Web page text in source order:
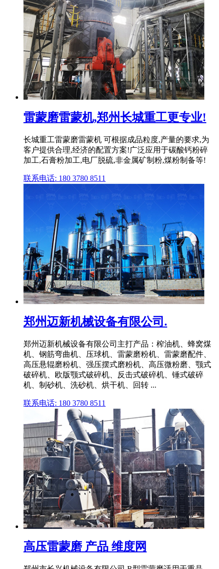
雷蒙磨雷蒙机,郑州长城重工更专业!
长城重工雷蒙磨雷蒙机 可根据成品粒度,产量的要求,为
客户提供合理,经济的配置方案!广泛应用于碳酸钙粉碎
加工,石膏粉加工,电厂脱硫,非金属矿制粉,煤粉制备等!
联系电话: 180 3780 8511
郑州迈新机械设备有限公司.
郑州迈新机械设备有限公司主打产品：榨油机、蜂窝煤
机、钢筋弯曲机、压球机、雷蒙磨粉机、雷蒙磨配件、
高压悬辊磨粉机、强压摆式磨粉机、高压微粉磨、颚式
破碎机、欧版颚式破碎机、反击式破碎机、锤式破碎
机、制砂机、洗砂机、烘干机、回转 ...
联系电话: 180 3780 8511
高压雷蒙磨 产品 维度网